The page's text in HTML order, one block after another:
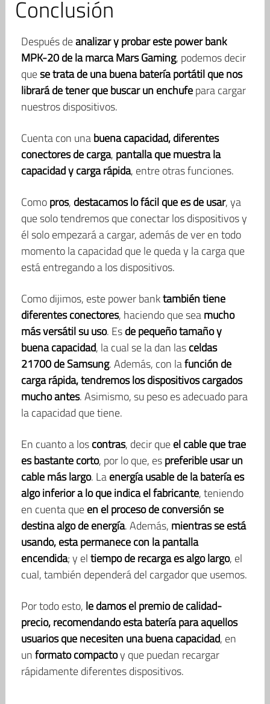
Conclusión
Después deanalizar y probar este power bank
MPK-20 de la marca Mars Gaming, podemos decir
quese trata de una buena batería portátil que nos
librará de tener que buscar un enchufepara cargar
nuestros dispositivos.
Cuenta con unabuena capacidad, diferentes
conectores de carga, pantalla que muestra la
capacidad y carga rápida, entre otras funciones.
Comopros, destacamos lo fácil que es de usar, ya
que solo tendremos que conectar los dispositivos y
él solo empezará a cargar, además de ver en todo
momento la capacidad que le queda y la carga que
está entregando a los dispositivos.
Como dijimos, este power banktambién tiene
diferentes conectores, haciendo que seamucho
más versátil su uso. Esde pequeño tamaño y
buena capacidad, la cual se la dan lasceldas
21700 de Samsung. Además, con lafunción de
carga rápida, tendremos los dispositivos cargados
mucho antes. Asimismo, su peso es adecuado para
la capacidad que tiene.
En cuanto a loscontras, decir queel cable que trae
es bastante corto, por lo que, espreferible usar un
cable más largo. Laenergía usable de la batería es
algo inferior a lo que indica el fabricante, teniendo
en cuenta queen el proceso de conversión se
destina algo de energía. Además, mientras se está
usando, esta permanece con la pantalla
encendida; y eltiempo de recarga es algo largo, el
cual, también dependerá del cargador que usemos.
Por todo esto, le damos el premio de calidad-
precio, recomendando esta batería para aquellos
usuarios que necesiten una buena capacidad, en
unformato compactoy que puedan recargar
rápidamente diferentes dispositivos.